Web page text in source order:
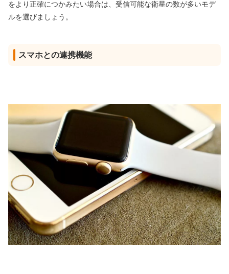
をより正確につかみたい場合は、受信可能な衛星の数が多いモデ
ルを選びましょう。
スマホとの連携機能